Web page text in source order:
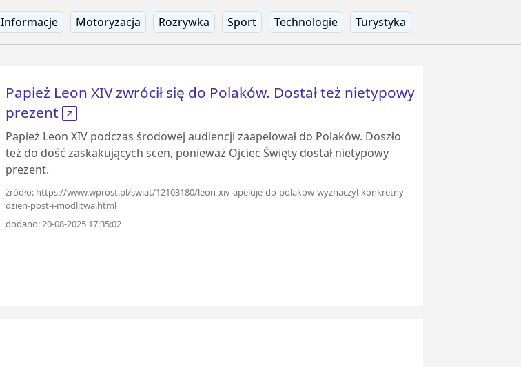
Informacje Motoryzacja Rozrywka Sport Technologie Turystyka
Papież Leon XIV zwrócił się do Polaków. Dostał też nietypowy
prezent
Papież Leon XIV podczas środowej audiencji zaapelował do Polaków. Doszło
też do dość zaskakujących scen, ponieważ Ojciec Święty dostał nietypowy
prezent.
źródło: https://www.wprost.pl/swiat/12103180/leon-xiv-apeluje-do-polakow-wyznaczyl-konkretny-
dzien-post-i-modlitwa.html
dodano: 20-08-2025 17:35:02